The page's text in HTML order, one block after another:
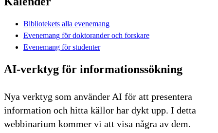
Bibliotekets alla evenemang
Evenemang för doktorander och forskare
Evenemang för studenter
AI-verktyg för informationssökning
Nya verktyg som använder AI för att presentera
information och hitta källor har dykt upp. I detta
webbinarium kommer vi att visa några av dem.